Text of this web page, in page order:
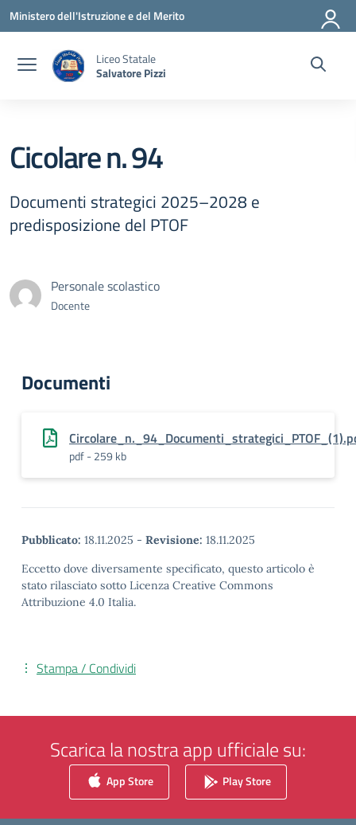
Vai ai contenuti
Vai al menu di navigazione
Vai al footer
Ministero dell'Istruzione e del Merito
Liceo Statale
Salvatore Pizzi
Cicolare n. 94
Documenti strategici 2025–2028 e
predisposizione del PTOF
Personale scolastico
Docente
Documenti
pdf - 259 kb
Pubblicato: 18.11.2025 - Revisione: 18.11.2025
Eccetto dove diversamente specificato, questo articolo è
stato rilasciato sotto Licenza Creative Commons
Attribuzione 4.0 Italia.
Stampa / Condividi
Scarica la nostra app ufficiale su:
App Store Play Store